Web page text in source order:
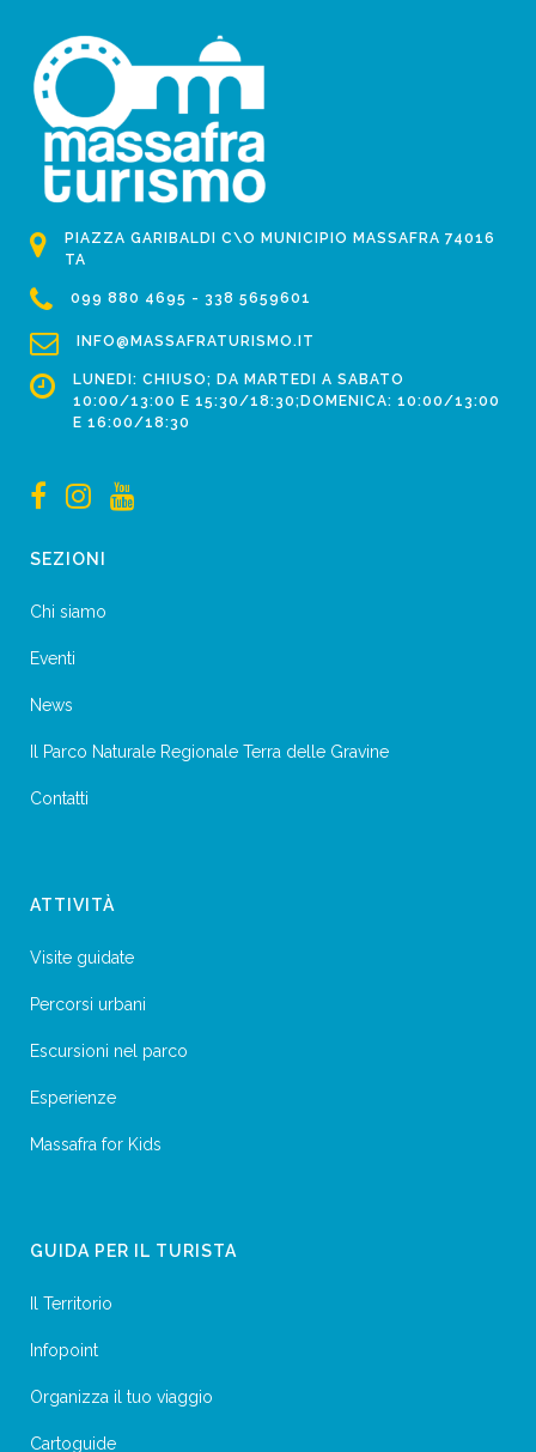
PIAZZA GARIBALDI C\O MUNICIPIO MASSAFRA 74016
TA
099 880 4695 - 338 5659601
INFO@MASSAFRATURISMO.IT
LUNEDI: CHIUSO; DA MARTEDI A SABATO
10:00/13:00 E 15:30/18:30;DOMENICA: 10:00/13:00
E 16:00/18:30
SEZIONI
Chi siamo
Eventi
News
Il Parco Naturale Regionale Terra delle Gravine
Contatti
ATTIVITÀ
Visite guidate
Percorsi urbani
Escursioni nel parco
Esperienze
Massafra for Kids
GUIDA PER IL TURISTA
Il Territorio
Infopoint
Organizza il tuo viaggio
Cartoguide